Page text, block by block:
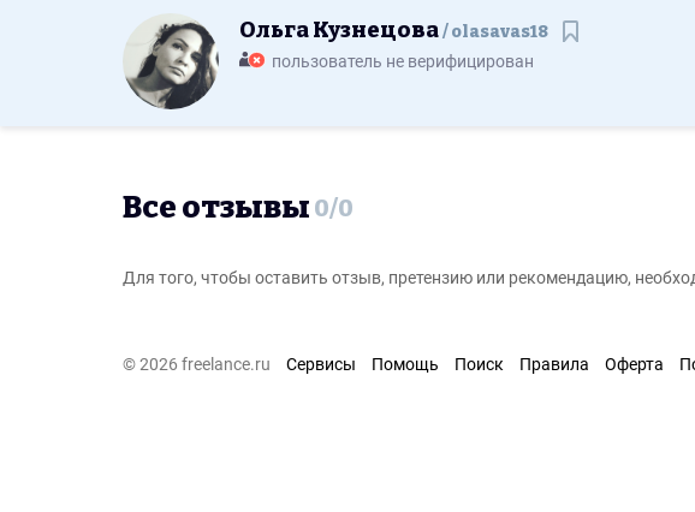
Ольга Кузнецова olasavas18
пользователь не верифицирован
Все отзывы 0/0
Для того, чтобы оставить отзыв, претензию или рекомендацию,
© 2026 freelance.ru Сервисы Помощь Поиск Правила Оферта